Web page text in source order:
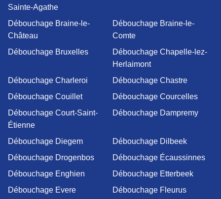
Sainte-Agathe
Débouchage Braine-le-
Château
Débouchage Braine-le-
Comte
Débouchage Bruxelles
Débouchage Chapelle-lez-
Herlaimont
Débouchage Charleroi
Débouchage Chastre
Débouchage Couillet
Débouchage Courcelles
Débouchage Court-Saint-
Étienne
Débouchage Dampremy
Débouchage Diegem
Débouchage Dilbeek
Débouchage Drogenbos
Débouchage Écaussinnes
Débouchage Enghien
Débouchage Etterbeek
Débouchage Evere
Débouchage Fleurus